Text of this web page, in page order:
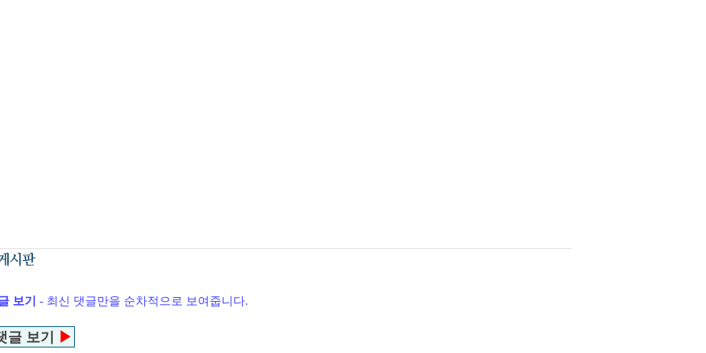
보기 - 최신 댓글만을 순차적으로 보여줍니다.
글 보기 ▶